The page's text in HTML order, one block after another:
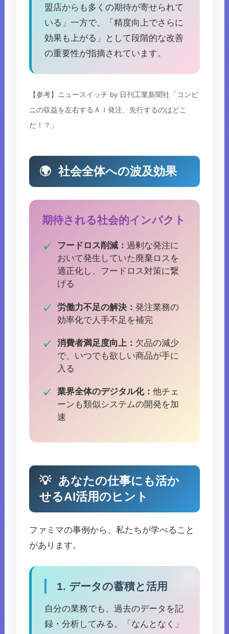
盟店からも多くの期待が寄せられて
いる」一方で、「精度向上でさらに
効果も上がる」として段階的な改善
の重要性が指摘されています。
【参考】ニュースイッチ by 日刊工業新聞社「コンビ
ニの収益を左右するＡＩ発注、先行するのはどこ
だ！？」
🌍 社会全体への波及効果
期待される社会的インパクト
フードロス削減：過剰な発注に
おいて発生していた廃棄ロスを
適正化し、フードロス対策に繋
げる
労働力不足の解決：発注業務の
効率化で人手不足を補完
消費者満足度向上： 欠品の減少
で、いつでも欲しい商品が手に
入る
業界全体のデジタル化：他チェ
ーンも類似システムの開発を加
速
💡 あなたの仕事にも活か
せるAI活用のヒント
ファミマの事例から、私たちが学べること
があります。
1. データの蓄積と活用
自分の業務でも、過去のデータを記
録・分析してみる。「なんとなく」